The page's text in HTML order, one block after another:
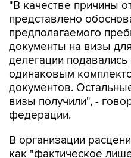
предполагаемого
документы на визы
делегации
одинаковым
документов.
визы получили", -
федерации.
В организации
российских